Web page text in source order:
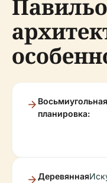
Восьмиугольная
планировка:
Деревянная